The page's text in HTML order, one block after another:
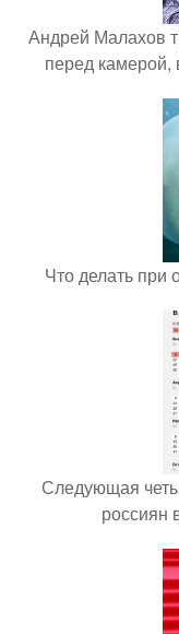
Андрей Малахов
перед камерой,
Что делать при
Следующая
россиян